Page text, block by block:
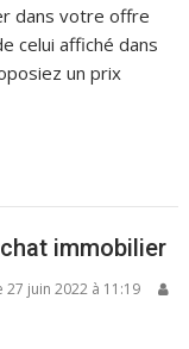
dans votre offre
celui affiché dans
un prix
immobilier
27 juin 2022 à 11:19